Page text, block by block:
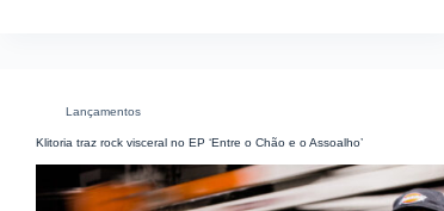
Lançamentos
Klitoria traz rock visceral no EP ‘Entre o Chão e o Assoalho’